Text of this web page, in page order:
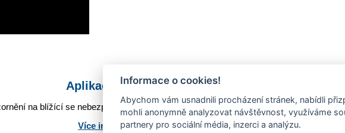
Aplikace Mobilní rozhlas
na blížící se nebezpečí, odstávky, poruchy a výpadky energií, ankety, pozvánky
Více informací o aplikaci
Informace o cookies!
Abychom vám usnadnili procházení stránek, nabídli
mohli anonymně analyzovat návštěvnost, využíváme
partnery pro sociální média, inzerci a analýzu.